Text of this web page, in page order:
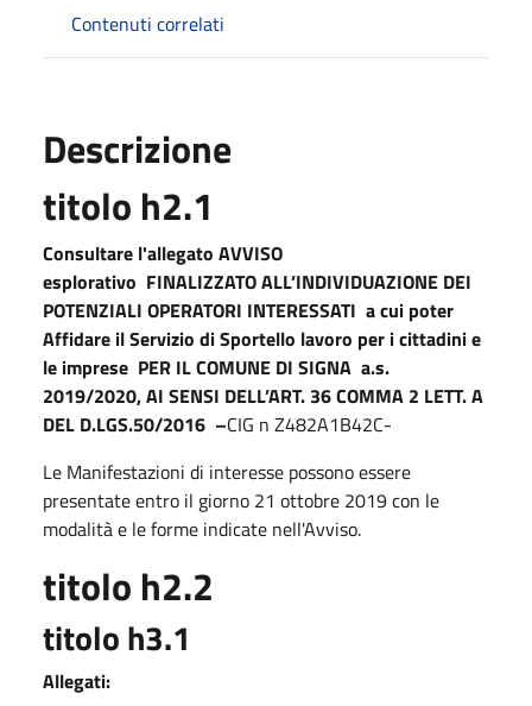
Contenuti correlati
Descrizione
titolo h2.1
Consultare l'allegato AVVISO
esplorativo FINALIZZATO ALL’INDIVIDUAZIONE DEI
POTENZIALI OPERATORI INTERESSATI a cui poter
Affidare il Servizio di Sportello lavoro per i cittadini e
le imprese PER IL COMUNE DI SIGNA a.s.
2019/2020, AI SENSI DELL’ART. 36 COMMA 2 LETT. A
DEL D.LGS.50/2016 –CIG n Z482A1B42C-
Le Manifestazioni di interesse possono essere
presentate entro il giorno 21 ottobre 2019 con le
modalità e le forme indicate nell'Avviso.
titolo h2.2
titolo h3.1
Allegati: